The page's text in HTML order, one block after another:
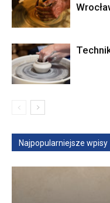
Najpopularniejsze wpisy